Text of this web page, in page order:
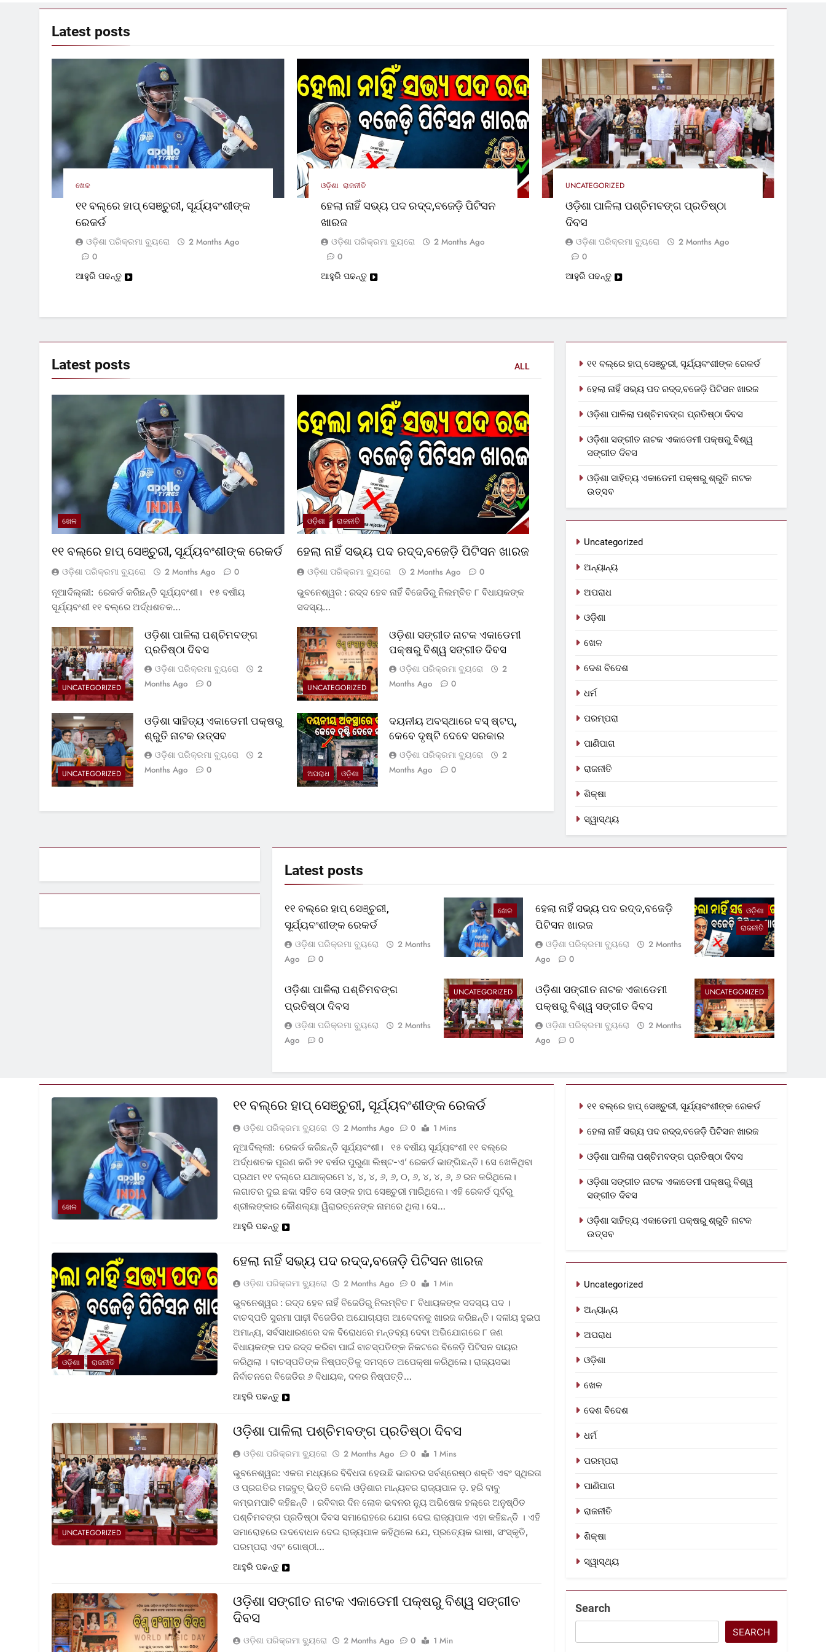
Latest posts
ଖେଳ
୧୧ ବଲ୍‌ରେ ହାପ୍ ସେଞ୍ଚୁରୀ, ସୂର୍ଯ୍ୟବଂଶୀଙ୍କ
ରେକର୍ଡ
ଓଡ଼ିଶା ପରିକ୍ରମା ବ୍ୟୁରୋ
2 Months Ago
0
ଆହୁରି ପଢନ୍ତୁ
ଓଡ଼ିଶା ରାଜନୀତି
ହେଲା ନାହିଁ ସଭ୍ୟ ପଦ ରଦ୍ଦ,ବଜେଡ଼ି ପିଟିସନ
ଖାରଜ
ଓଡ଼ିଶା ପରିକ୍ରମା ବ୍ୟୁରୋ
2 Months Ago
0
ଆହୁରି ପଢନ୍ତୁ
UNCATEGORIZED
ଓଡ଼ିଶା ପାଳିଲା ପଶ୍ଚିମବଙ୍ଗ ପ୍ରତିଷ୍ଠା
ଦିବସ
ଓଡ଼ିଶା ପରିକ୍ରମା ବ୍ୟୁରୋ
2 Months Ago
0
ଆହୁରି ପଢନ୍ତୁ
Latest posts ALL
ଖେଳ
୧୧ ବଲ୍‌ରେ ହାପ୍ ସେଞ୍ଚୁରୀ, ସୂର୍ଯ୍ୟବଂଶୀଙ୍କ ରେକର୍ଡ
ଓଡ଼ିଶା ପରିକ୍ରମା ବ୍ୟୁରୋ 2 Months Ago
0
ନୂଆଦିଲ୍ଲୀ: ରେକର୍ଡ କରିଛନ୍ତି ସୂର୍ଯ୍ୟବଂଶୀ। ୧୫ ବର୍ଷୀୟ
ସୂର୍ଯ୍ୟବଂଶୀ ୧୧ ବଲ୍‌ରେ ଅର୍ଦ୍ଧଶତକ…
ଓଡ଼ିଶା ରାଜନୀତି
ହେଲା ନାହିଁ ସଭ୍ୟ ପଦ ରଦ୍ଦ,ବଜେଡ଼ି ପିଟିସନ ଖାରଜ
ଓଡ଼ିଶା ପରିକ୍ରମା ବ୍ୟୁରୋ 2 Months Ago
0
ଭୁବନେଶ୍ୱର : ରଦ୍ଦ ହେବ ନାହିଁ ବିଜେଡିରୁ ନିଲମ୍ବିତ ୮ ବିଧାୟକଙ୍କ
ସଦସ୍ୟ…
UNCATEGORIZED
ଓଡ଼ିଶା ପାଳିଲା ପଶ୍ଚିମବଙ୍ଗ
ପ୍ରତିଷ୍ଠା ଦିବସ
ଓଡ଼ିଶା ପରିକ୍ରମା ବ୍ୟୁରୋ
2
Months Ago
0 UNCATEGORIZED
ଓଡ଼ିଶା ସଙ୍ଗୀତ ନାଟକ ଏକାଡେମୀ
ପକ୍ଷରୁ ବିଶ୍ୱ ସଙ୍ଗୀତ ଦିବସ
ଓଡ଼ିଶା ପରିକ୍ରମା ବ୍ୟୁରୋ
2
Months Ago
0
UNCATEGORIZED
ଓଡ଼ିଶା ସାହିତ୍ୟ ଏକାଡେମୀ ପକ୍ଷରୁ
ଶ୍ରୁତି ନାଟକ ଉତ୍ସବ
ଓଡ଼ିଶା ପରିକ୍ରମା ବ୍ୟୁରୋ
2
Months Ago
0 ଅପରାଧ ଓଡ଼ିଶା
ଦୟନୀୟ ଅବସ୍ଥାରେ ବସ୍‌ ଷ୍ଟପ୍‌,
କେବେ ଦୃଷ୍ଟି ଦେବେ ସରକାର
ଓଡ଼ିଶା ପରିକ୍ରମା ବ୍ୟୁରୋ
2
Months Ago
0
୧୧ ବଲ୍‌ରେ ହାପ୍ ସେଞ୍ଚୁରୀ, ସୂର୍ଯ୍ୟବଂଶୀଙ୍କ ରେକର୍ଡ
ହେଲା ନାହିଁ ସଭ୍ୟ ପଦ ରଦ୍ଦ,ବଜେଡ଼ି ପିଟିସନ ଖାରଜ
ଓଡ଼ିଶା ପାଳିଲା ପଶ୍ଚିମବଙ୍ଗ ପ୍ରତିଷ୍ଠା ଦିବସ
ଓଡ଼ିଶା ସଙ୍ଗୀତ ନାଟକ ଏକାଡେମୀ ପକ୍ଷରୁ ବିଶ୍ୱ
ସଙ୍ଗୀତ ଦିବସ
ଓଡ଼ିଶା ସାହିତ୍ୟ ଏକାଡେମୀ ପକ୍ଷରୁ ଶ୍ରୁତି ନାଟକ
ଉତ୍ସବ
Uncategorized
ଅନ୍ୟାନ୍ୟ
ଅପରାଧ
ଓଡ଼ିଶା
ଖେଳ
ଦେଶ ବିଦେଶ
ଧର୍ମ
ପରମ୍ପରା
ପାଣିପାଗ
ରାଜନୀତି
ଶିକ୍ଷା
ସ୍ୱାସ୍ଥ୍ୟ
Latest posts
ଖେଳ
୧୧ ବଲ୍‌ରେ ହାପ୍ ସେଞ୍ଚୁରୀ,
ସୂର୍ଯ୍ୟବଂଶୀଙ୍କ ରେକର୍ଡ
ଓଡ଼ିଶା ପରିକ୍ରମା ବ୍ୟୁରୋ
2 Months
Ago
0
ଓଡ଼ିଶା
ରାଜନୀତି
ହେଲା ନାହିଁ ସଭ୍ୟ ପଦ ରଦ୍ଦ,ବଜେଡ଼ି
ପିଟିସନ ଖାରଜ
ଓଡ଼ିଶା ପରିକ୍ରମା ବ୍ୟୁରୋ
2 Months
Ago
0
UNCATEGORIZED
ଓଡ଼ିଶା ପାଳିଲା ପଶ୍ଚିମବଙ୍ଗ
ପ୍ରତିଷ୍ଠା ଦିବସ
ଓଡ଼ିଶା ପରିକ୍ରମା ବ୍ୟୁରୋ
2 Months
Ago
0
UNCATEGORIZED
ଓଡ଼ିଶା ସଙ୍ଗୀତ ନାଟକ ଏକାଡେମୀ
ପକ୍ଷରୁ ବିଶ୍ୱ ସଙ୍ଗୀତ ଦିବସ
ଓଡ଼ିଶା ପରିକ୍ରମା ବ୍ୟୁରୋ
2 Months
Ago
0
ଖେଳ
୧୧ ବଲ୍‌ରେ ହାପ୍ ସେଞ୍ଚୁରୀ, ସୂର୍ଯ୍ୟବଂଶୀଙ୍କ ରେକର୍ଡ
ଓଡ଼ିଶା ପରିକ୍ରମା ବ୍ୟୁରୋ 2 Months Ago 0
1 Mins
ନୂଆଦିଲ୍ଲୀ: ରେକର୍ଡ କରିଛନ୍ତି ସୂର୍ଯ୍ୟବଂଶୀ। ୧୫ ବର୍ଷୀୟ ସୂର୍ଯ୍ୟବଂଶୀ ୧୧ ବଲ୍‌ରେ
ଅର୍ଦ୍ଧଶତକ ପୂରଣ କରି ୨୧ ବର୍ଷର ପୁରୁଣା ଲିଷ୍ଟ-ଏ’ ରେକର୍ଡ ଭାଙ୍ଗିଛନ୍ତି। ସେ ଖେଳିଥିବା
ପ୍ରଥମ ୧୧ ବଲ୍‌ରେ ଯଥାକ୍ରମେ ୪, ୪, ୪, ୬, ୬, ୦, ୬, ୪, ୪, ୬, ୬ ରନ କରିଥିଲେ।
ଲଗାତର ଦୁଇ ଛକା ସହିତ ସେ ତାଙ୍କ ହାପ ସେଞ୍ଚୁରୀ ମାରିଥିଲେ। ଏହି ରେକର୍ଡ ପୂର୍ବରୁ
ଶ୍ରୀଲଙ୍କାର କୌଶଲ୍ୟା ୱିରାରତ୍ନେଙ୍କ ନାମରେ ଥିଲା। ସେ…
ଆହୁରି ପଢନ୍ତୁ
ଓଡ଼ିଶା ରାଜନୀତି
ହେଲା ନାହିଁ ସଭ୍ୟ ପଦ ରଦ୍ଦ,ବଜେଡ଼ି ପିଟିସନ ଖାରଜ
ଓଡ଼ିଶା ପରିକ୍ରମା ବ୍ୟୁରୋ 2 Months Ago 0
1 Min
ଭୁବନେଶ୍ୱର : ରଦ୍ଦ ହେବ ନାହିଁ ବିଜେଡିରୁ ନିଲମ୍ବିତ ୮ ବିଧାୟକଙ୍କ ସଦସ୍ୟ ପଦ ।
ବାଚସ୍ପତି ସୁରମା ପାଢ଼ୀ ବିଜେଡିର ଅଯୋଗ୍ୟତା ଆବେଦନକୁ ଖାରଜ କରିଛନ୍ତି। ଦଳୀୟ ହୁଇପ
ଅମାନ୍ୟ, ସର୍ବସାଧାରଣରେ ଦଳ ବିରୋଧରେ ମନ୍ତବ୍ୟ ଦେବା ଅଭିଯୋଗରେ ୮ ଜଣ
ବିଧାୟକଙ୍କ ପଦ ରଦ୍ଦ କରିବା ପାଇଁ ବାଚସ୍ପତିଙ୍କ ନିକଟରେ ବିଜେଡ଼ି ପିଟିସନ ଦାୟର
କରିଥିଲା । ବାଚସ୍ପତିଙ୍କ ନିଷ୍ପତ୍ତିକୁ ସମସ୍ତେ ଅପେକ୍ଷା କରିଥିଲେ। ରାଜ୍ୟସଭା
ନିର୍ବାଚନରେ ବିଜେଡିର ୬ ବିଧାୟକ, ଦଳର ନିଷ୍ପତ୍ତି…
ଆହୁରି ପଢନ୍ତୁ
UNCATEGORIZED
ଓଡ଼ିଶା ପାଳିଲା ପଶ୍ଚିମବଙ୍ଗ ପ୍ରତିଷ୍ଠା ଦିବସ
ଓଡ଼ିଶା ପରିକ୍ରମା ବ୍ୟୁରୋ 2 Months Ago 0
1 Mins
ଭୁବନେଶ୍ୱର: ଏକତା ମଧ୍ୟରେ ବିବିଧତା ହେଉଛି ଭାରତର ସର୍ବଶ୍ରେଷ୍ଠ ଶକ୍ତି ଏବଂ ସ୍ଥିରତା
ଓ ପ୍ରଗତିର ମଜବୁତ୍ ଭିତ୍ତି ବୋଲି ଓଡ଼ିଶାର ମାନ୍ୟବର ରାଜ୍ୟପାଳ ଡ଼. ହରି ବାବୁ
କମ୍ଭମପାଟି କହିଛନ୍ତି । ରବିବାର ଦିନ ଲୋକ ଭବନର ନ୍ୟୁ ଅଭିଷେକ ହଲ୍‌ରେ ଅନୁଷ୍ଠିତ
ପଶ୍ଚିମବଙ୍ଗ ପ୍ରତିଷ୍ଠା ଦିବସ ସମାରୋହରେ ଯୋଗ ଦେଇ ରାଜ୍ୟପାଳ ଏହା କହିଛନ୍ତି । ଏହି
ସମାରୋହରେ ଉଦବୋଧନ ଦେଇ ରାଜ୍ୟପାଳ କହିଥିଲେ ଯେ, ପ୍ରତ୍ୟେକ ଭାଷା, ସଂସ୍କୃତି,
ପରମ୍ପରା ଏବଂ ଗୋଷ୍ଠୀ…
ଆହୁରି ପଢନ୍ତୁ
ଓଡ଼ିଶା ସଙ୍ଗୀତ ନାଟକ ଏକାଡେମୀ ପକ୍ଷରୁ ବିଶ୍ୱ ସଙ୍ଗୀତ
ଦିବସ
ଓଡ଼ିଶା ପରିକ୍ରମା ବ୍ୟୁରୋ 2 Months Ago 0 1 Min
୧୧ ବଲ୍‌ରେ ହାପ୍ ସେଞ୍ଚୁରୀ, ସୂର୍ଯ୍ୟବଂଶୀଙ୍କ ରେକର୍ଡ
ହେଲା ନାହିଁ ସଭ୍ୟ ପଦ ରଦ୍ଦ,ବଜେଡ଼ି ପିଟିସନ ଖାରଜ
ଓଡ଼ିଶା ପାଳିଲା ପଶ୍ଚିମବଙ୍ଗ ପ୍ରତିଷ୍ଠା ଦିବସ
ଓଡ଼ିଶା ସଙ୍ଗୀତ ନାଟକ ଏକାଡେମୀ ପକ୍ଷରୁ ବିଶ୍ୱ
ସଙ୍ଗୀତ ଦିବସ
ଓଡ଼ିଶା ସାହିତ୍ୟ ଏକାଡେମୀ ପକ୍ଷରୁ ଶ୍ରୁତି ନାଟକ
ଉତ୍ସବ
Uncategorized
ଅନ୍ୟାନ୍ୟ
ଅପରାଧ
ଓଡ଼ିଶା
ଖେଳ
ଦେଶ ବିଦେଶ
ଧର୍ମ
ପରମ୍ପରା
ପାଣିପାଗ
ରାଜନୀତି
ଶିକ୍ଷା
ସ୍ୱାସ୍ଥ୍ୟ
Search
SEARCH